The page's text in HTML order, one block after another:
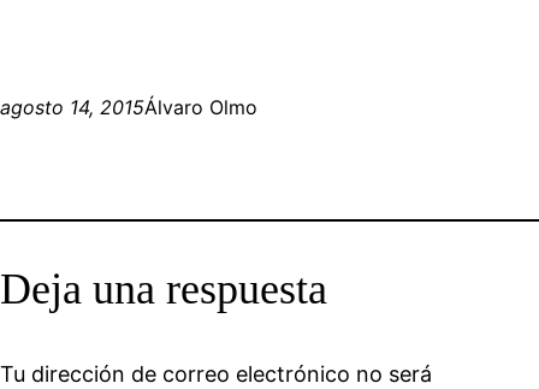
agosto 14, 2015Álvaro Olmo
Deja una respuesta
Tu dirección de correo electrónico no será